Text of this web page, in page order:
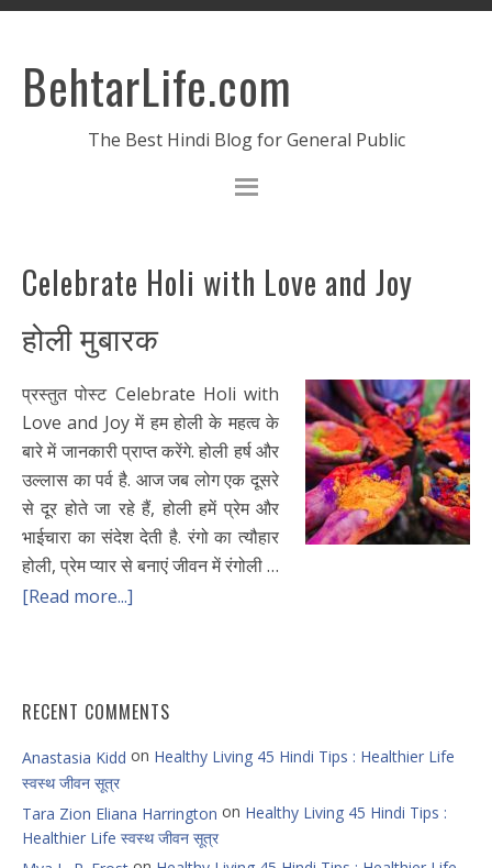
BehtarLife.com
The Best Hindi Blog for General Public
Celebrate Holi with Love and Joy
होली मुबारक
प्रस्तुत पोस्ट Celebrate Holi with
Love and Joy में हम होली के महत्व के
बारे में जानकारी प्राप्त करेंगे. होली हर्ष और
उल्लास का पर्व है. आज जब लोग एक दूसरे
से दूर होते जा रहे हैं, होली हमें प्रेम और
भाईचारा का संदेश देती है. रंगो का त्यौहार
होली, प्रेम प्यार से बनाएं जीवन में रंगोली …
[Read more...]
RECENT COMMENTS
Anastasia Kidd on Healthy Living 45 Hindi Tips : Healthier Life
स्वस्थ जीवन सूत्र
Tara Zion Eliana Harrington on Healthy Living 45 Hindi Tips :
Healthier Life स्वस्थ जीवन सूत्र